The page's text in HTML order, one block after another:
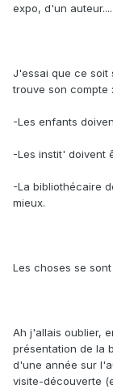
expo, d'un auteur....
J'essai que ce soit
trouve son compte :
-Les enfants
-Les instit' doivent
-La bibliothécaire
mieux.
Les choses se
Ah j'allais oublier,
présentation de la
d'une année sur
visite-découverte